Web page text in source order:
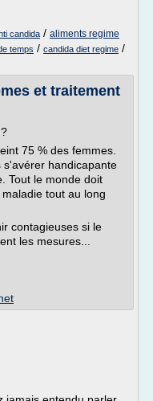
candida / aliments regime
temps / candida diet regime /
et traitement
75 % des femmes.
s'avérer handicapante
Tout le monde doit
tout au long
contagieuses si le
les mesures...